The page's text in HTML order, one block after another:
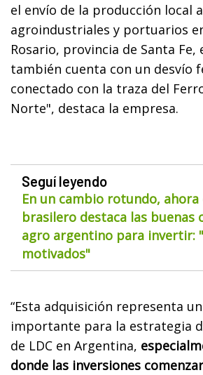
el envío de la producción local
agroindustriales y portuarios
Rosario, provincia de Santa Fe,
también cuenta con un desvío
conectado con la traza del
Norte", destaca la empresa.
Seguí leyendo
En un cambio rotundo,
brasilero destaca las buenas
agro argentino para invertir:
motivados"
“Esta adquisición representa
importante para la estrategia
de LDC en Argentina,
donde las inversiones